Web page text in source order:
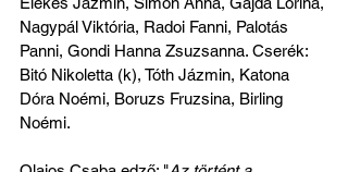
Nagypál Viktória, Radoi Fanni, Palotás
Panni, Gondi Hanna Zsuzsanna. Cserék:
Bitó Nikoletta (k), Tóth Jázmin, Katona
Dóra Noémi, Boruzs Fruzsina, Birling
Noémi.